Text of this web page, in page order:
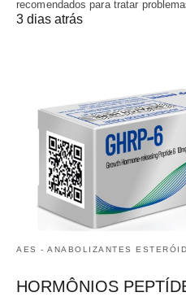
recomendados para tratar
3 dias atrás
AES - ANABOLIZANTES
HORMÔNIOS